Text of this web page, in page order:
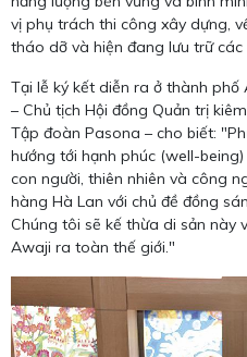
vị phụ trách thi công xây dựng,
tháo dỡ và hiện đang lưu trữ các
Tại lễ ký kết diễn ra ở thành
– Chủ tịch Hội đồng Quản trị
Tập đoàn Pasona – cho biết:
hướng tới hạnh phúc (well-
con người, thiên nhiên và công
hàng Hà Lan với chủ đề đồng
Chúng tôi sẽ kế thừa di sản này
Awaji ra toàn thế giới."